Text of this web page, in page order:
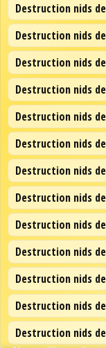
Destruction nids
Destruction nids
Destruction nids
Destruction nids
Destruction nids
Destruction nids
Destruction nids
Destruction nids
Destruction nids
Destruction nids
Destruction nids
Destruction nids
Destruction nids